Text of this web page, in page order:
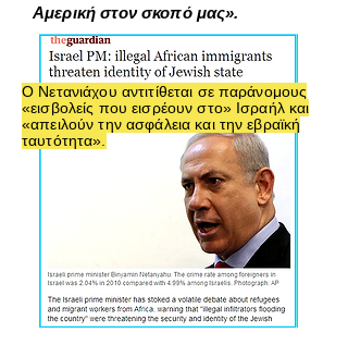
Αμερική στον σκοπό μας».
Ο Νετανιάχου αντιτίθεται σε παράνομους
«εισβολείς που εισρέουν στο» Ισραήλ και
«απειλούν την ασφάλεια και την εβραϊκή
ταυτότητα».